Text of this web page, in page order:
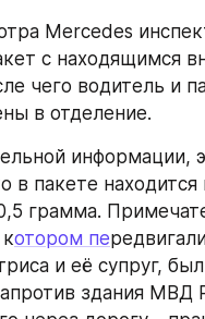
с находящимся
чего водитель и
в отделение.
в пакете находится
грамма.
отором пе
и её супруг,
здания МВД